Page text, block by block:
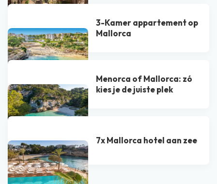
3-Kamer appartement op
Mallorca
Menorca of Mallorca: zó
kies je de juiste plek
7x Mallorca hotel aan zee
Bekijk alle blogs